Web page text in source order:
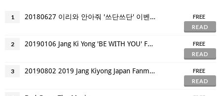
1 20180627 이리와 안아줘 '쓰단쓰단' 이벤트
FREE
READ
2 20190106 Jang Ki Yong 'BE WITH YOU' Fanmeeting in Taipei
FREE
READ
3 20190802 2019 Jang Kiyong Japan Fanmeeting ‘First Contact’
FREE
READ